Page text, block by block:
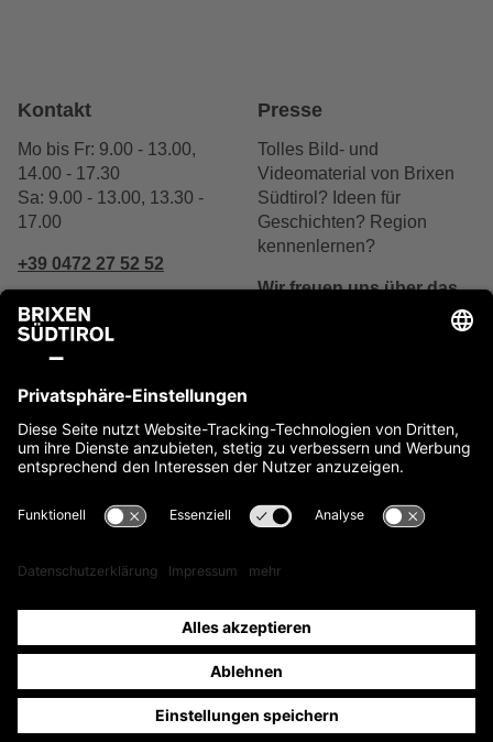
Anfragen
Kontakt
Mo bis Fr: 9.00 - 13.00,
14.00 - 17.30
Sa: 9.00 - 13.00, 13.30 -
17.00
+39 0472 27 52 52
Schreibe uns
Presse
Tolles Bild- und
Videomaterial von Brixen
Südtirol? Ideen für
Geschichten? Region
kennenlernen?
Wir freuen uns über das
Impressum Cookies Privacy
Sitemap
IT00397760216